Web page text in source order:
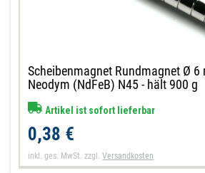
Scheibenmagnet Rundmagnet Ø 6
Neodym (NdFeB) N45 - hält 900 g
Artikel ist sofort lieferbar
0,38 €
inkl. ges. MwSt. zzgl.Versandkosten